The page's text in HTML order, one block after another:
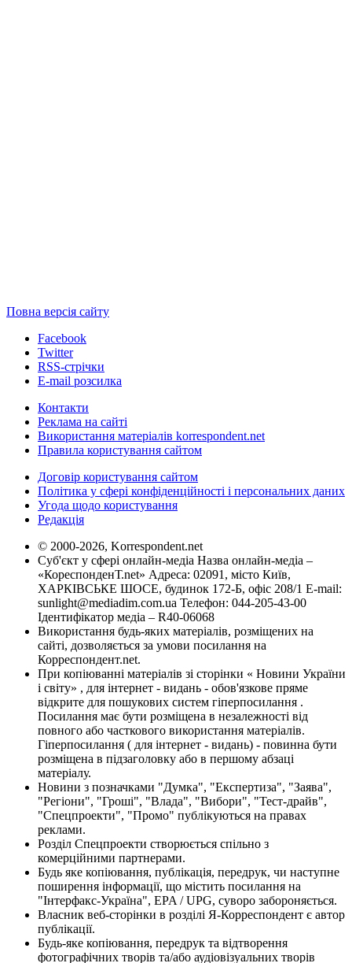
Повна версія сайту
Facebook
Twitter
RSS-стрічки
E-mail розсилка
Контакти
Реклама на сайті
Використання матеріалів korrespondent.net
Правила користування сайтом
Договір користування сайтом
Політика у сфері конфіденційності і персональних даних
Угода щодо користування
Редакція
© 2000-2026, Korrespondent.net
Суб'єкт у сфері онлайн-медіа Назва онлайн-медіа –
«КореспонденТ.net» Адреса: 02091, місто Київ,
ХАРКІВСЬКЕ ШОСЕ, будинок 172-Б, офіс 208/1 E-mail:
sunlight@mediadim.com.ua Телефон: 044-205-43-00
Ідентифікатор медіа – R40-06068
Використання будь-яких матеріалів, розміщених на
сайті, дозволяється за умови посилання на
Корреспондент.net.
При копіюванні матеріалів зі сторінки « Новини України
і світу» , для інтернет - видань - обов'язкове пряме
відкрите для пошукових систем гіперпосилання .
Посилання має бути розміщена в незалежності від
повного або часткового використання матеріалів.
Гіперпосилання ( для інтернет - видань) - повинна бути
розміщена в підзаголовку або в першому абзаці
матеріалу.
Новини з позначками "Думка", "Експертиза", "Заява",
"Регіони", "Гроші", "Влада", "Вибори", "Тест-драйв",
"Спецпроекти", "Промо" публікуються на правах
реклами.
Розділ Спецпроекти створюється спільно з
комерційними партнерами.
Будь яке копіювання, публікація, передрук, чи наступне
поширення інформації, що містить посилання на
"Інтерфакс-Україна", EPA / UPG, суворо забороняється.
Власник веб-сторінки в розділі Я-Корреспондент є автор
публікації.
Будь-яке копіювання, передрук та відтворення
фотографічних творів та/або аудіовізуальних творів